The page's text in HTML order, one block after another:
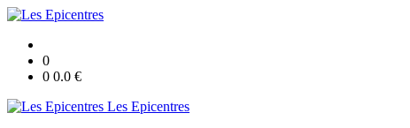
0
0 0.0 €
Les Epicentres